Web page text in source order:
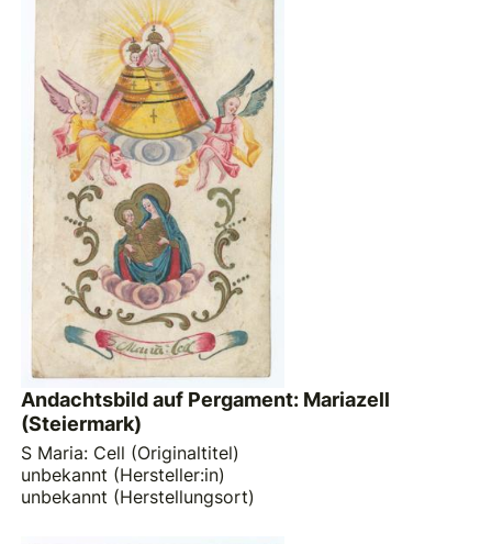
Andachtsbild auf Pergament: Mariazell
(Steiermark)
S Maria: Cell (Originaltitel)
unbekannt (Hersteller:in)
unbekannt (Herstellungsort)